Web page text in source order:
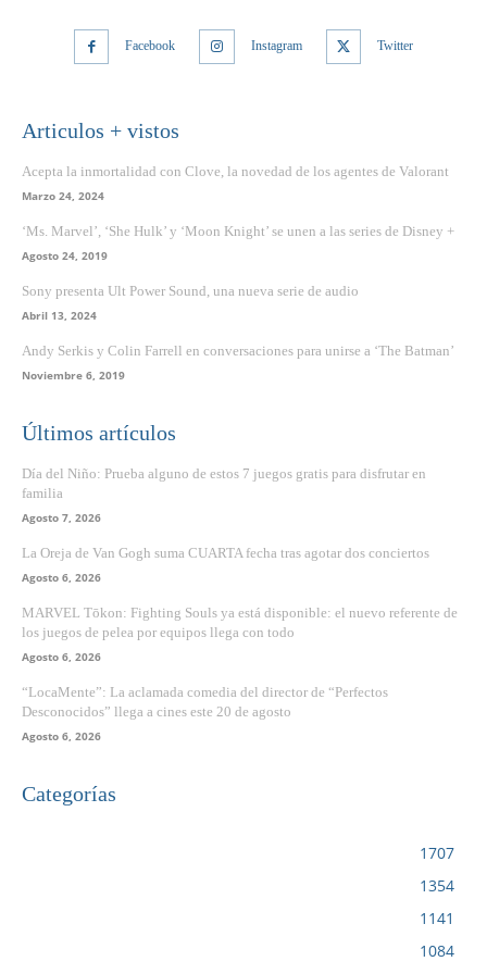
Facebook Instagram Twitter
Articulos + vistos
Acepta la inmortalidad con Clove, la novedad de los agentes de Valorant
Marzo 24, 2024
‘Ms. Marvel’, ‘She Hulk’ y ‘Moon Knight’ se unen a las series de Disney +
Agosto 24, 2019
Sony presenta Ult Power Sound, una nueva serie de audio
Abril 13, 2024
Andy Serkis y Colin Farrell en conversaciones para unirse a ‘The Batman’
Noviembre 6, 2019
Últimos artículos
Día del Niño: Prueba alguno de estos 7 juegos gratis para disfrutar en
familia
Agosto 7, 2026
La Oreja de Van Gogh suma CUARTA fecha tras agotar dos conciertos
Agosto 6, 2026
MARVEL Tōkon: Fighting Souls ya está disponible: el nuevo referente de
los juegos de pelea por equipos llega con todo
Agosto 6, 2026
“LocaMente”: La aclamada comedia del director de “Perfectos
Desconocidos” llega a cines este 20 de agosto
Agosto 6, 2026
Categorías
1707
1354
1141
1084